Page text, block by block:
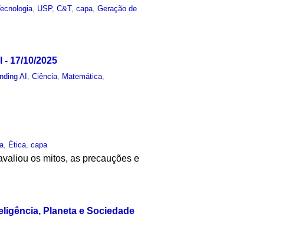
USP,C&T,capa ,Geração de
17/10/2025
AI ,Ciência, Matemática,
Ética ,capa
os mitos, as precauções e
Planeta e Sociedade